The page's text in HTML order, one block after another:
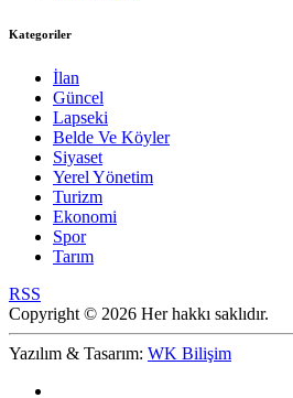
Kategoriler
İlan
Güncel
Lapseki
Belde Ve Köyler
Siyaset
Yerel Yönetim
Turizm
Ekonomi
Spor
Tarım
RSS
Copyright © 2026 Her hakkı saklıdır.
Yazılım & Tasarım: WK Bilişim